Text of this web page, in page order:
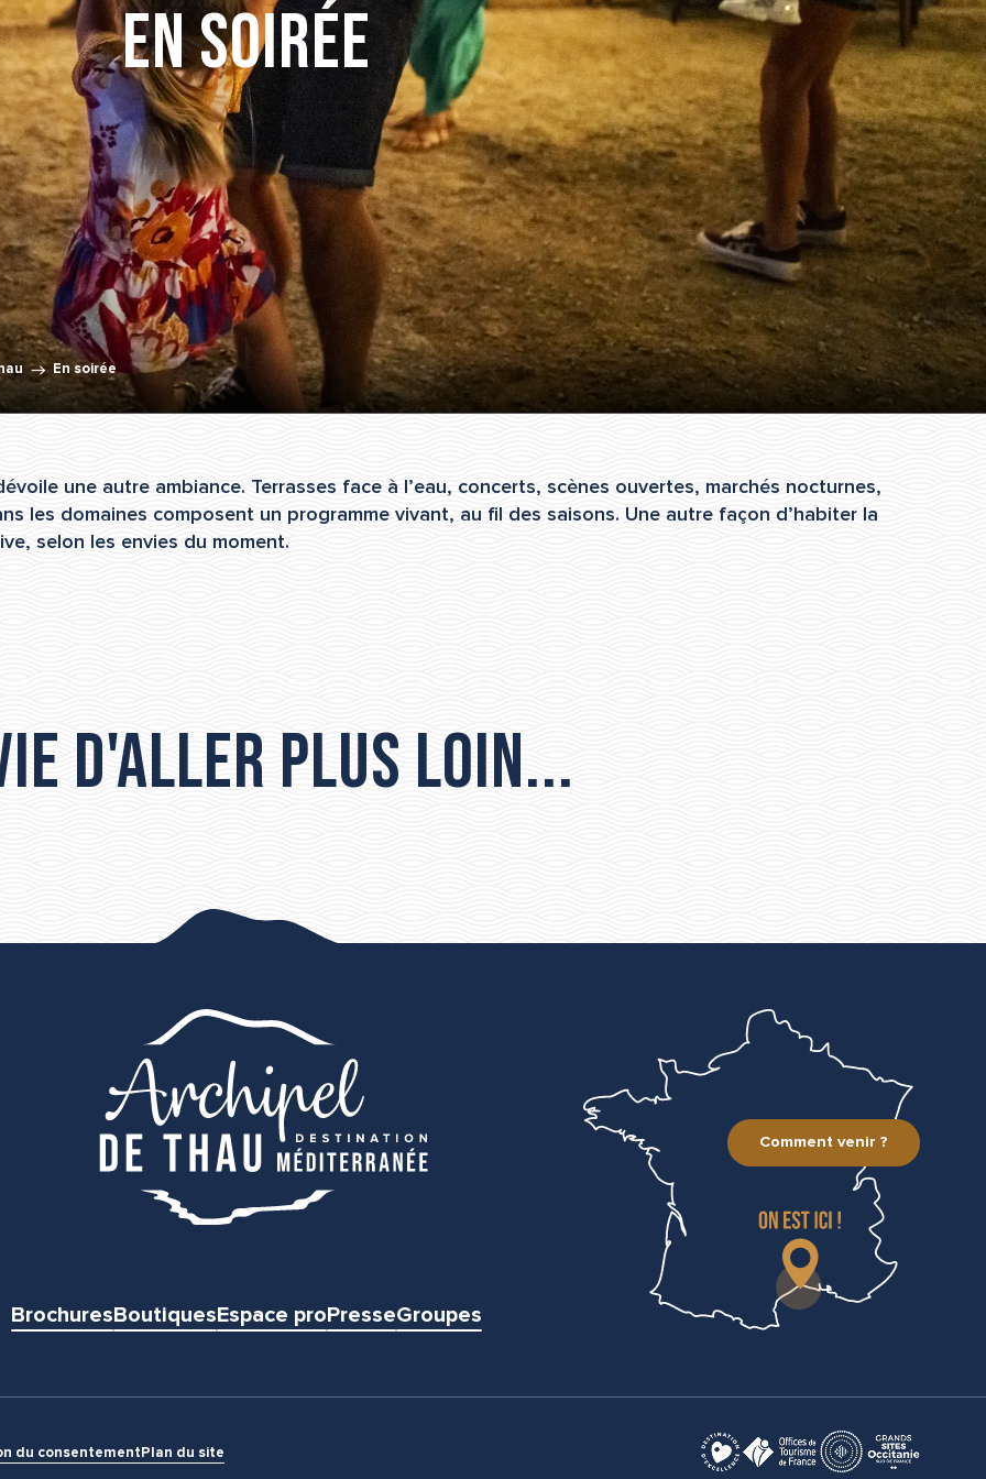
En soirée
En soirée
une autre ambiance. Terrasses face à l’eau, concerts, scènes ouvertes, marchés nocturnes,
les domaines composent un programme vivant, au fil des saisons. Une autre façon d’habiter la
selon les envies du moment.
d'aller plus loin...
BrochuresBoutiquesEspace proPresseGroupes
Comment venir ?
du consentement Plan du site